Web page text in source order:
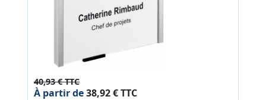
40,93 € TTC
À partir de38,92 € TTC